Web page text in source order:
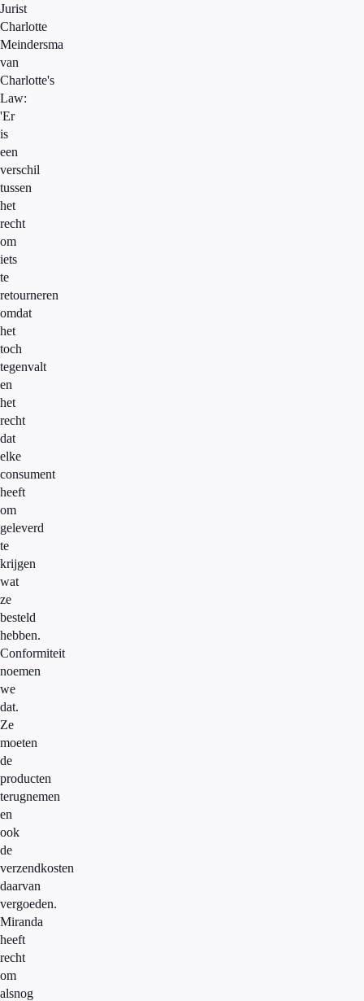
Jurist
Charlotte
Meindersma
van
Charlotte's
Law:
'Er
is
een
verschil
tussen
het
recht
om
iets
te
retourneren
omdat
het
toch
tegenvalt
en
het
recht
dat
elke
consument
heeft
om
geleverd
te
krijgen
wat
ze
besteld
hebben.
Conformiteit
noemen
we
dat.
Ze
moeten
de
producten
terugnemen
en
ook
de
verzendkosten
daarvan
vergoeden.
Miranda
heeft
recht
om
alsnog